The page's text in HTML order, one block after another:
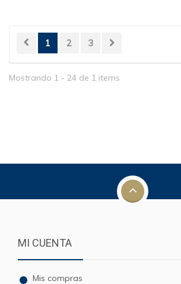
1 2 3
Mostrando 1 - 24 de 1 items
MI CUENTA
Mis compras